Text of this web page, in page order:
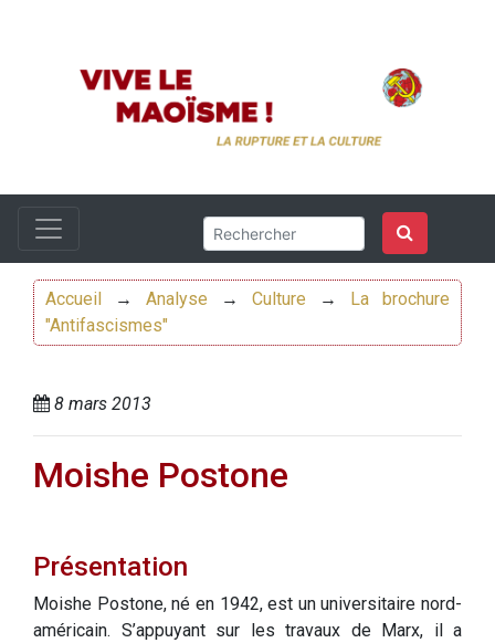
Accueil → Analyse → Culture →
La brochure
"Antifascismes"
8 mars 2013
Moishe Postone
Présentation
Moishe Postone, né en 1942, est un universitaire nord-
américain. S’appuyant sur les travaux de Marx, il a